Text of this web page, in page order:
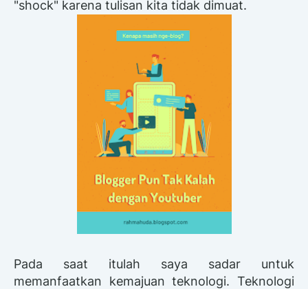
"shock" karena tulisan kita tidak dimuat.
Pada saat itulah saya sadar untuk
memanfaatkan kemajuan teknologi. Teknologi